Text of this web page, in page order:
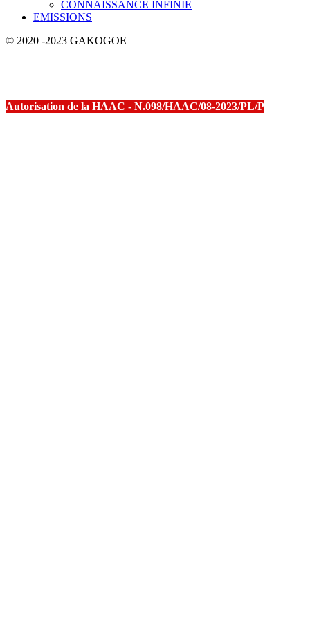
CONNAISSANCE INFINIE
EMISSIONS
© 2020 -2023 GAKOGOE
Autorisation de la HAAC - N.098/HAAC/08-2023/PL/P